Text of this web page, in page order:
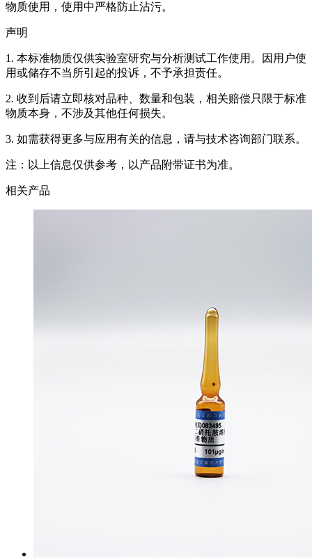
物质使用，使用中严格防止沾污。
声明
1. 本标准物质仅供实验室研究与分析测试工作使用。因用户使
用或储存不当所引起的投诉，不予承担责任。
2. 收到后请立即核对品种、数量和包装，相关赔偿只限于标准
物质本身，不涉及其他任何损失。
3. 如需获得更多与应用有关的信息，请与技术咨询部门联系。
注：以上信息仅供参考，以产品附带证书为准。
相关产品